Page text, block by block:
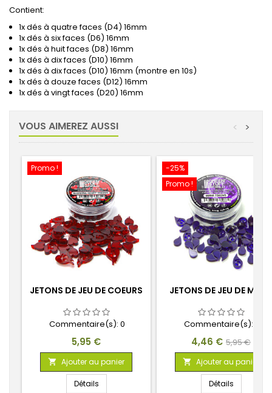
Contient:
1x dés à quatre faces (D4) 16mm
1x dés à six faces (D6) 16mm
1x dés à huit faces (D8) 16mm
1x dés à dix faces (D10) 16mm
1x dés à dix faces (D10) 16mm (montre en 10s)
1x dés à douze faces (D12) 16mm
1x dés à vingt faces (D20) 16mm
VOUS AIMEREZ AUSSI >
<
Promo !
JETONS DE JEU DE COEURS
Commentaire(s): 0
Prix
5,95 €
 Ajouter au panier
Détails
-25%
Promo !
JETONS DE JEU DE
Commentaire(s):
Prix
4,46 € Prix
de
base
5,95 €
 Ajouter au panier
Détails